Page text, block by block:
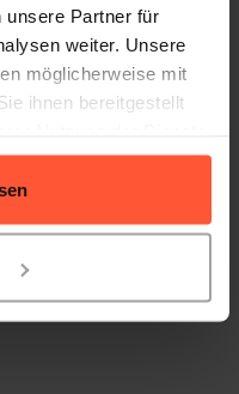
unsere Partner für
weiter. Unsere
möglicherweise mit
ihnen bereitgestellt